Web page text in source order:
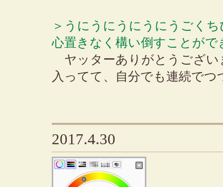
＞うにうにうにうにうごく
心置きなく構い倒すことが
ヤッターありがとうござ
入ってて、自分でも連続で
2017.4.30